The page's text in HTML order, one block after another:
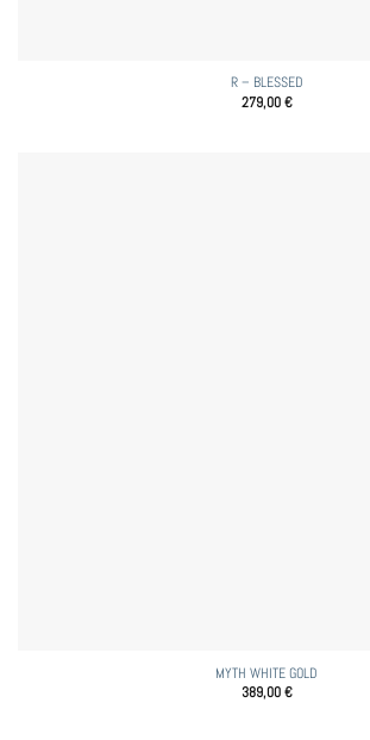
R – BLESSED
279,00€
MYTH WHITE GOLD
389,00€